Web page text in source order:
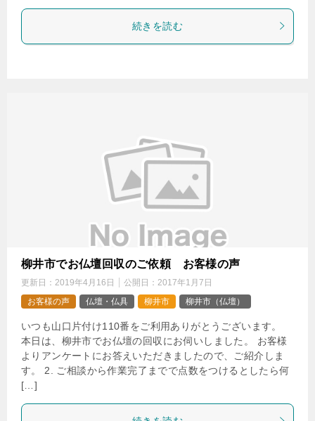
続きを読む
柳井市でお仏壇回収のご依頼 お客様の声
更新日： 2019年4月16日 公開日： 2017年1月7日
お客様の声
仏壇・仏具 柳井市 柳井市（仏壇）
いつも山口片付け110番をご利用ありがとうございます。
本日は、柳井市でお仏壇の回収にお伺いしました。 お客様
よりアンケートにお答えいただきましたので、ご紹介しま
す。 2. ご相談から作業完了までで点数をつけるとしたら何
[…]